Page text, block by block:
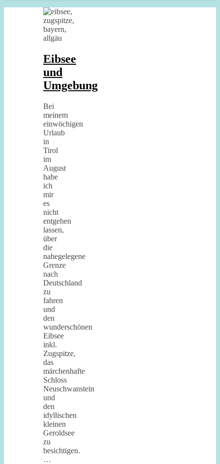
Eibsee
und
Umgebung
Bei
meinem
einwöchigen
Urlaub
in
Tirol
im
August
habe
ich
mir
es
nicht
entgehen
lassen,
über
die
nahegelegene
Grenze
nach
Deutschland
zu
fahren
und
den
wunderschönen
Eibsee
inkl.
Zugspitze,
das
märchenhafte
Schloss
Neuschwanstein
und
den
idyllischen
kleinen
Geroldsee
zu
besichtigen.
…